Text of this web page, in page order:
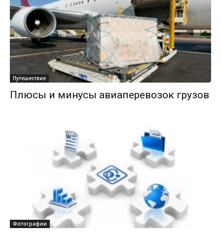
Путешествие
Плюсы и минусы авиаперевозок грузов
Фотографии